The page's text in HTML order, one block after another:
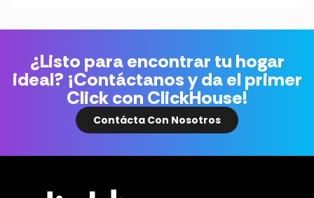
¿Listo para encontrar tu hogar
ideal? ¡Contáctanos y da el primer
Click con ClickHouse!
Contácta Con Nosotros